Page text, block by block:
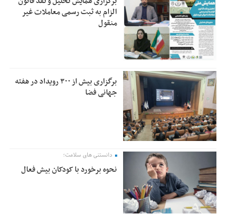
الزام به ثبت رسمی معاملات غیر
منقول
برگزاری بیش از ۳۰۰ رویداد در هفته
جهانی فضا
دانستنی های سلامت؛
نحوه برخورد با کودکان بیش فعال